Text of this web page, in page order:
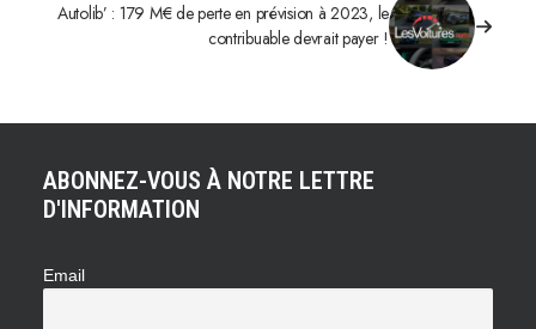
Autolib’ : 179 M€ de perte en prévision à 2023, le
contribuable devrait payer !
ABONNEZ-VOUS À NOTRE LETTRE
D'INFORMATION
Email